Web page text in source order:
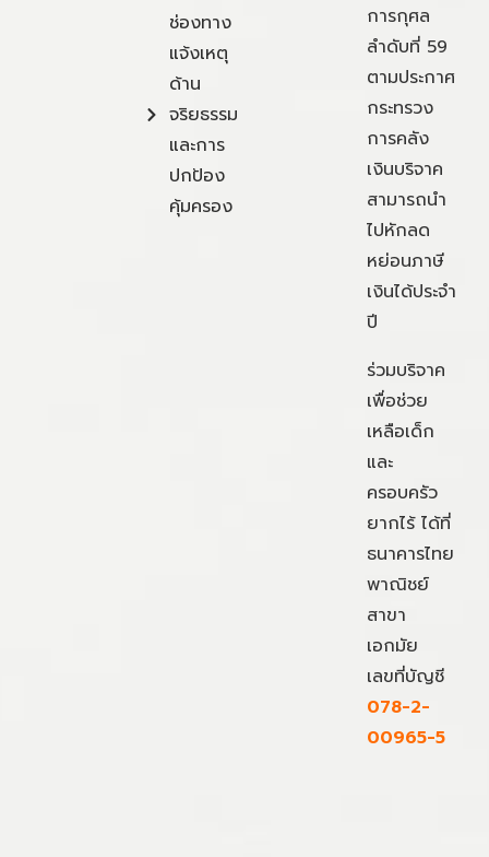
ช่องทาง
แจ้งเหตุ
ด้าน
จริยธรรม
และการ
ปกป้อง
คุ้มครอง
การกุศล
ลำดับที่ 59
ตามประกาศ
กระทรวง
การคลัง
เงินบริจาค
สามารถนำ
ไปหักลด
หย่อนภาษี
เงินได้ประจำ
ปี
ร่วมบริจาค
เพื่อช่วย
เหลือเด็ก
และ
ครอบครัว
ยากไร้ ได้ที่
ธนาคารไทย
พาณิชย์
สาขา
เอกมัย
เลขที่บัญชี
078-2-
00965-5